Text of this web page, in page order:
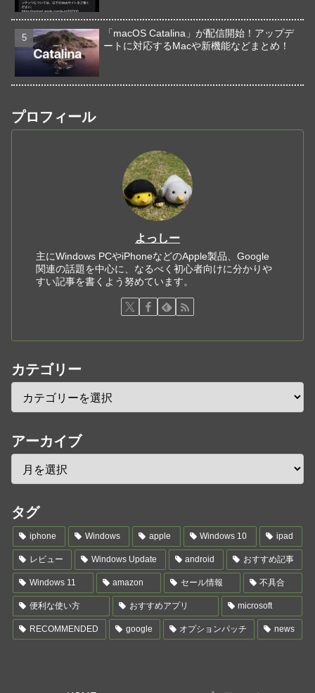
「macOS Catalina」が配信開始！アップデ
ートに対応するMacや新機能などまとめ！
プロフィール
よっしー
主にWindows PCやiPhoneなどのApple製品、Google
関連の話題を中心に、なるべく初心者向けに分かりや
すい記事を書くよう努めています。
カテゴリー
アーカイブ
タグ
iphone Windows apple Windows 10 ipad
レビュー Windows Update android おすすめ記事
Windows 11 amazon セール情報 不具合
便利な使い方 おすすめアプリ microsoft
RECOMMENDED google オプションパッチ news